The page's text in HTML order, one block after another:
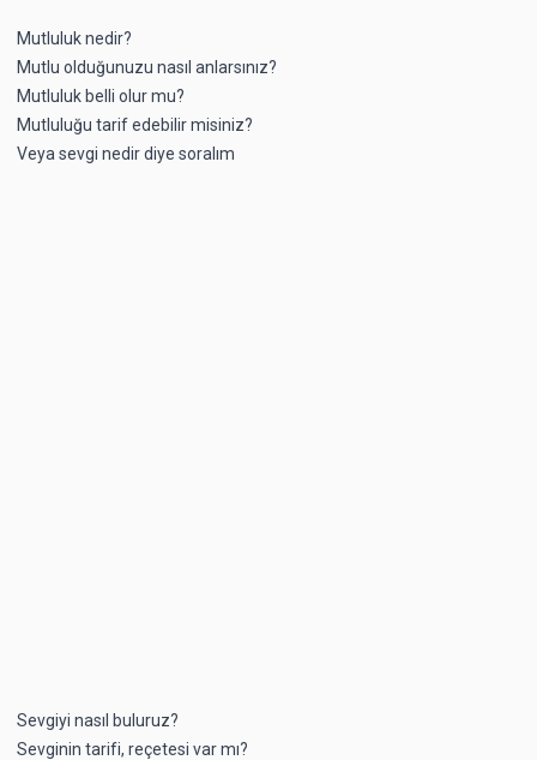
Mutluluk nedir?
Mutlu olduğunuzu nasıl anlarsınız?
Mutluluk belli olur mu?
Mutluluğu tarif edebilir misiniz?
Veya sevgi nedir diye soralım
Sevgiyi nasıl buluruz?
Sevginin tarifi, reçetesi var mı?